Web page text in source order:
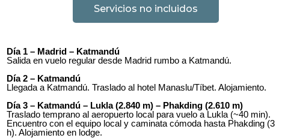
Servicios no incluidos
Día 1 – Madrid – Katmandú
Salida en vuelo regular desde Madrid rumbo a Katmandú.
Día 2 – Katmandú
Llegada a Katmandú. Traslado al hotel Manaslu/Tíbet. Alojamiento.
Día 3 – Katmandú – Lukla (2.840 m) – Phakding (2.610 m)
Traslado temprano al aeropuerto local para vuelo a Lukla (~40 min).
Encuentro con el equipo local y caminata cómoda hasta Phakding (3
h). Alojamiento en lodge.